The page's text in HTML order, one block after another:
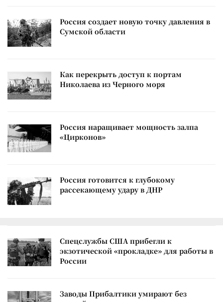
Россия создает новую точку давления в
Сумской области
Как перекрыть доступ к портам
Николаева из Черного моря
Россия наращивает мощность залпа
«Цирконов»
Россия готовится к глубокому
рассекающему удару в ДНР
Спецслужбы США прибегли к
экзотической «прокладке» для работы в
России
Заводы Прибалтики умирают без